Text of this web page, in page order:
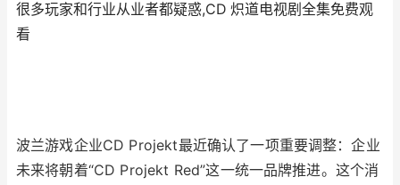
很多玩家和行业从业者都疑惑,CD 炽道电视剧全集免费观
看
波兰游戏企业CD Projekt最近确认了一项重要调整：企业
未来将朝着“CD Projekt Red”这一统一品牌推进。这个消